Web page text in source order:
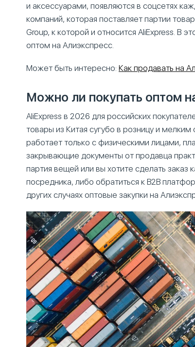
и аксессуарами, появляются в соцсетях
компаний, которая поставляет партии
Group, к которой и относится AliExpress. В
оптом на Алиэкспресс.
Может быть интересно: Как продавать на
Можно ли покупать оптом
AliExpress в 2026 для российских
товары из Китая сугубо в розницу и
работает только с физическими лицами,
закрывающие документы от продавца
партия вещей или вы хотите сделать
посредника, либо обратиться к B2B
других случаях оптовые закупки на